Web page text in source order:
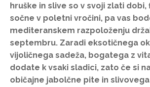
hruške in slive so v svoji zlati dobi,
sočne v poletni vročini, pa vas
mediteranskem razpoloženju
septembru. Zaradi eksotičnega
vijoličnega sadeža, bogatega z
dodate k vsaki sladici, zato če si
običajne jabolčne pite in